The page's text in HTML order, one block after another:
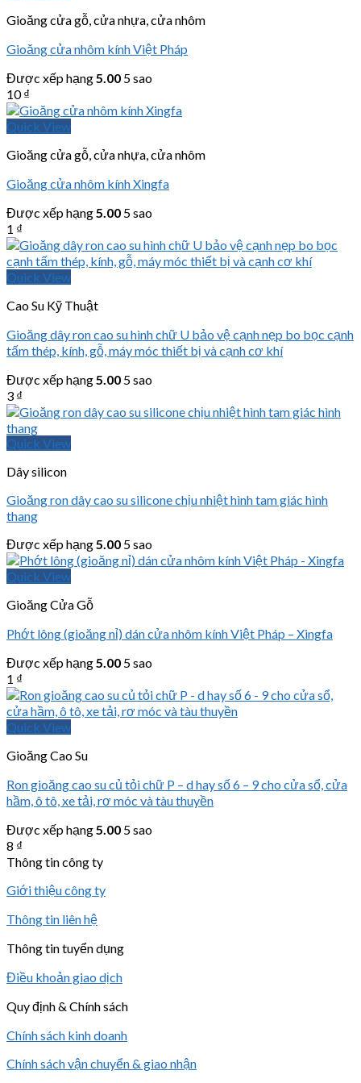
Gioăng cửa gỗ, cửa nhựa, cửa nhôm
Gioăng cửa nhôm kính Việt Pháp
Được xếp hạng5.00 5 sao
10₫
Quick View
Gioăng cửa gỗ, cửa nhựa, cửa nhôm
Gioăng cửa nhôm kính Xingfa
Được xếp hạng5.00 5 sao
1 ₫
Quick View
Cao Su Kỹ Thuật
Gioăng dây ron cao su hình chữ U bảo vệ cạnh nẹp bo bọc cạnh
tấm thép, kính, gỗ, máy móc thiết bị và cạnh cơ khí
Được xếp hạng5.00 5 sao
3 ₫
Quick View
Dây silicon
Gioăng ron dây cao su silicone chịu nhiệt hình tam giác hình
thang
Được xếp hạng5.00 5 sao
Quick View
Gioăng Cửa Gỗ
Phớt lông (gioăng nỉ) dán cửa nhôm kính Việt Pháp – Xingfa
Được xếp hạng5.00 5 sao
1 ₫
Quick View
Gioăng Cao Su
Ron gioăng cao su củ tỏi chữ P – d hay số 6 – 9 cho cửa sổ, cửa
hầm, ô tô, xe tải, rơ móc và tàu thuyền
Được xếp hạng5.00 5 sao
8 ₫
Thông tin công ty
Giới thiệu công ty
Thông tin liên hệ
Thông tin tuyển dụng
Điều khoản giao dịch
Quy định & Chính sách
Chính sách kinh doanh
Chính sách vận chuyển & giao nhận